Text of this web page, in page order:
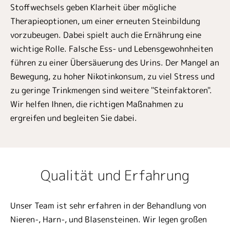
Stoffwechsels geben Klarheit über mögliche
Therapieoptionen, um einer erneuten Steinbildung
vorzubeugen. Dabei spielt auch die Ernährung eine
wichtige Rolle. Falsche Ess- und Lebensgewohnheiten
führen zu einer Übersäuerung des Urins. Der Mangel an
Bewegung, zu hoher Nikotinkonsum, zu viel Stress und
zu geringe Trinkmengen sind weitere "Steinfaktoren".
Wir helfen Ihnen, die richtigen Maßnahmen zu
ergreifen und begleiten Sie dabei.
Qualität und Erfahrung
Unser Team ist sehr erfahren in der Behandlung von
Nieren-, Harn-, und Blasensteinen. Wir legen großen